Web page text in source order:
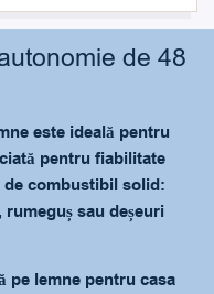
de 48
este ideală pentru
pentru fiabilitate
combustibil solid:
sau deșeuri
pe lemne pentru casa